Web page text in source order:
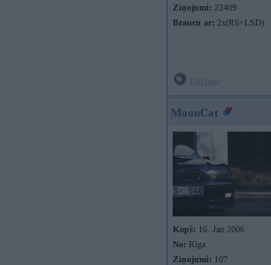
Ziņojumi: 22409
Braucu ar: 2x(R6+LSD)
MoonCat
Kopš: 16. Jan 2006
No: Rīga
Ziņojumi: 107